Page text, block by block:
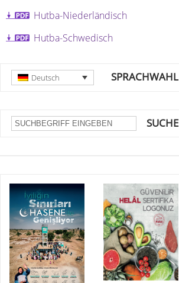
Hutba-Niederländisch
Hutba-Schwedisch
SPRACHWAHL
Deutsch
SUCHE